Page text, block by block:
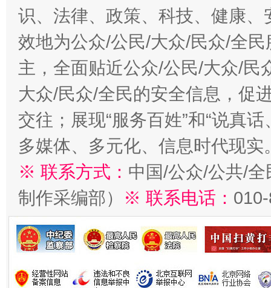
识、法律、政策、科技、健康
效地为公众/公民/大众/民众/全
主，全面贴近公众/公民/大众/民
大众/民众/全民的安全信息，促
交往；展现“服务百姓”和“说真
多媒体、多元化、信息时代现实
※ 联系方式： 中国/公众/公共/
制作采编部）
※ 联系电话：